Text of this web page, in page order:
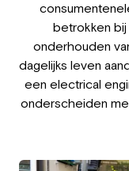
Employee
Employer
betrokken
onderhouden
dagelijks leven
een electrical
onderscheiden